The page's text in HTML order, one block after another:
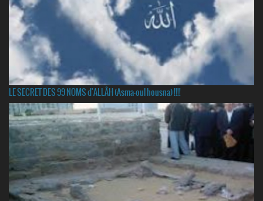
LE SECRET DES 99 NOMS d'ALLÂH (Asma-oul housna) !!!!